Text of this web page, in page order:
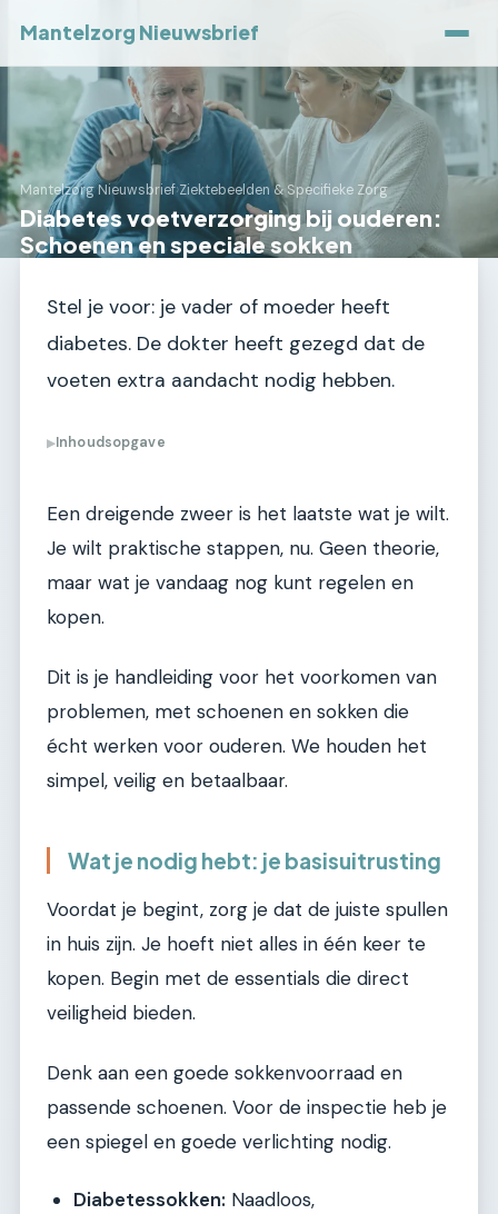
Mantelzorg Nieuwsbrief
Mantelzorg Nieuwsbrief›Ziektebeelden & Specifieke Zorg
Diabetes voetverzorging bij ouderen:
Schoenen en speciale sokken
Stel je voor: je vader of moeder heeft
diabetes. De dokter heeft gezegd dat de
voeten extra aandacht nodig hebben.
▶Inhoudsopgave
Een dreigende zweer is het laatste wat je wilt.
Je wilt praktische stappen, nu. Geen theorie,
maar wat je vandaag nog kunt regelen en
kopen.
Dit is je handleiding voor het voorkomen van
problemen, met schoenen en sokken die
écht werken voor ouderen. We houden het
simpel, veilig en betaalbaar.
Wat je nodig hebt: je basisuitrusting
Voordat je begint, zorg je dat de juiste spullen
in huis zijn. Je hoeft niet alles in één keer te
kopen. Begin met de essentials die direct
veiligheid bieden.
Denk aan een goede sokkenvoorraad en
passende schoenen. Voor de inspectie heb je
een spiegel en goede verlichting nodig.
Diabetessokken: Naadloos,